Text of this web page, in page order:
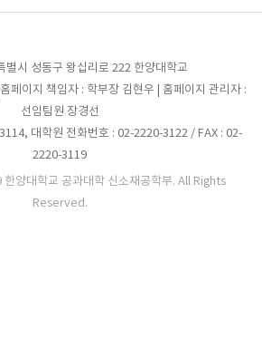
별시 성동구 왕십리로 222 한양대학교
페이지 책임자 : 학부장 김현우 | 홈페이지 관리자 :
선임팀원 장경선
대학원 전화번호 : 02-2220-3122 / FAX : 02-
2220-3119
한양대학교 공과대학 신소재공학부. All Rights
Reserved.